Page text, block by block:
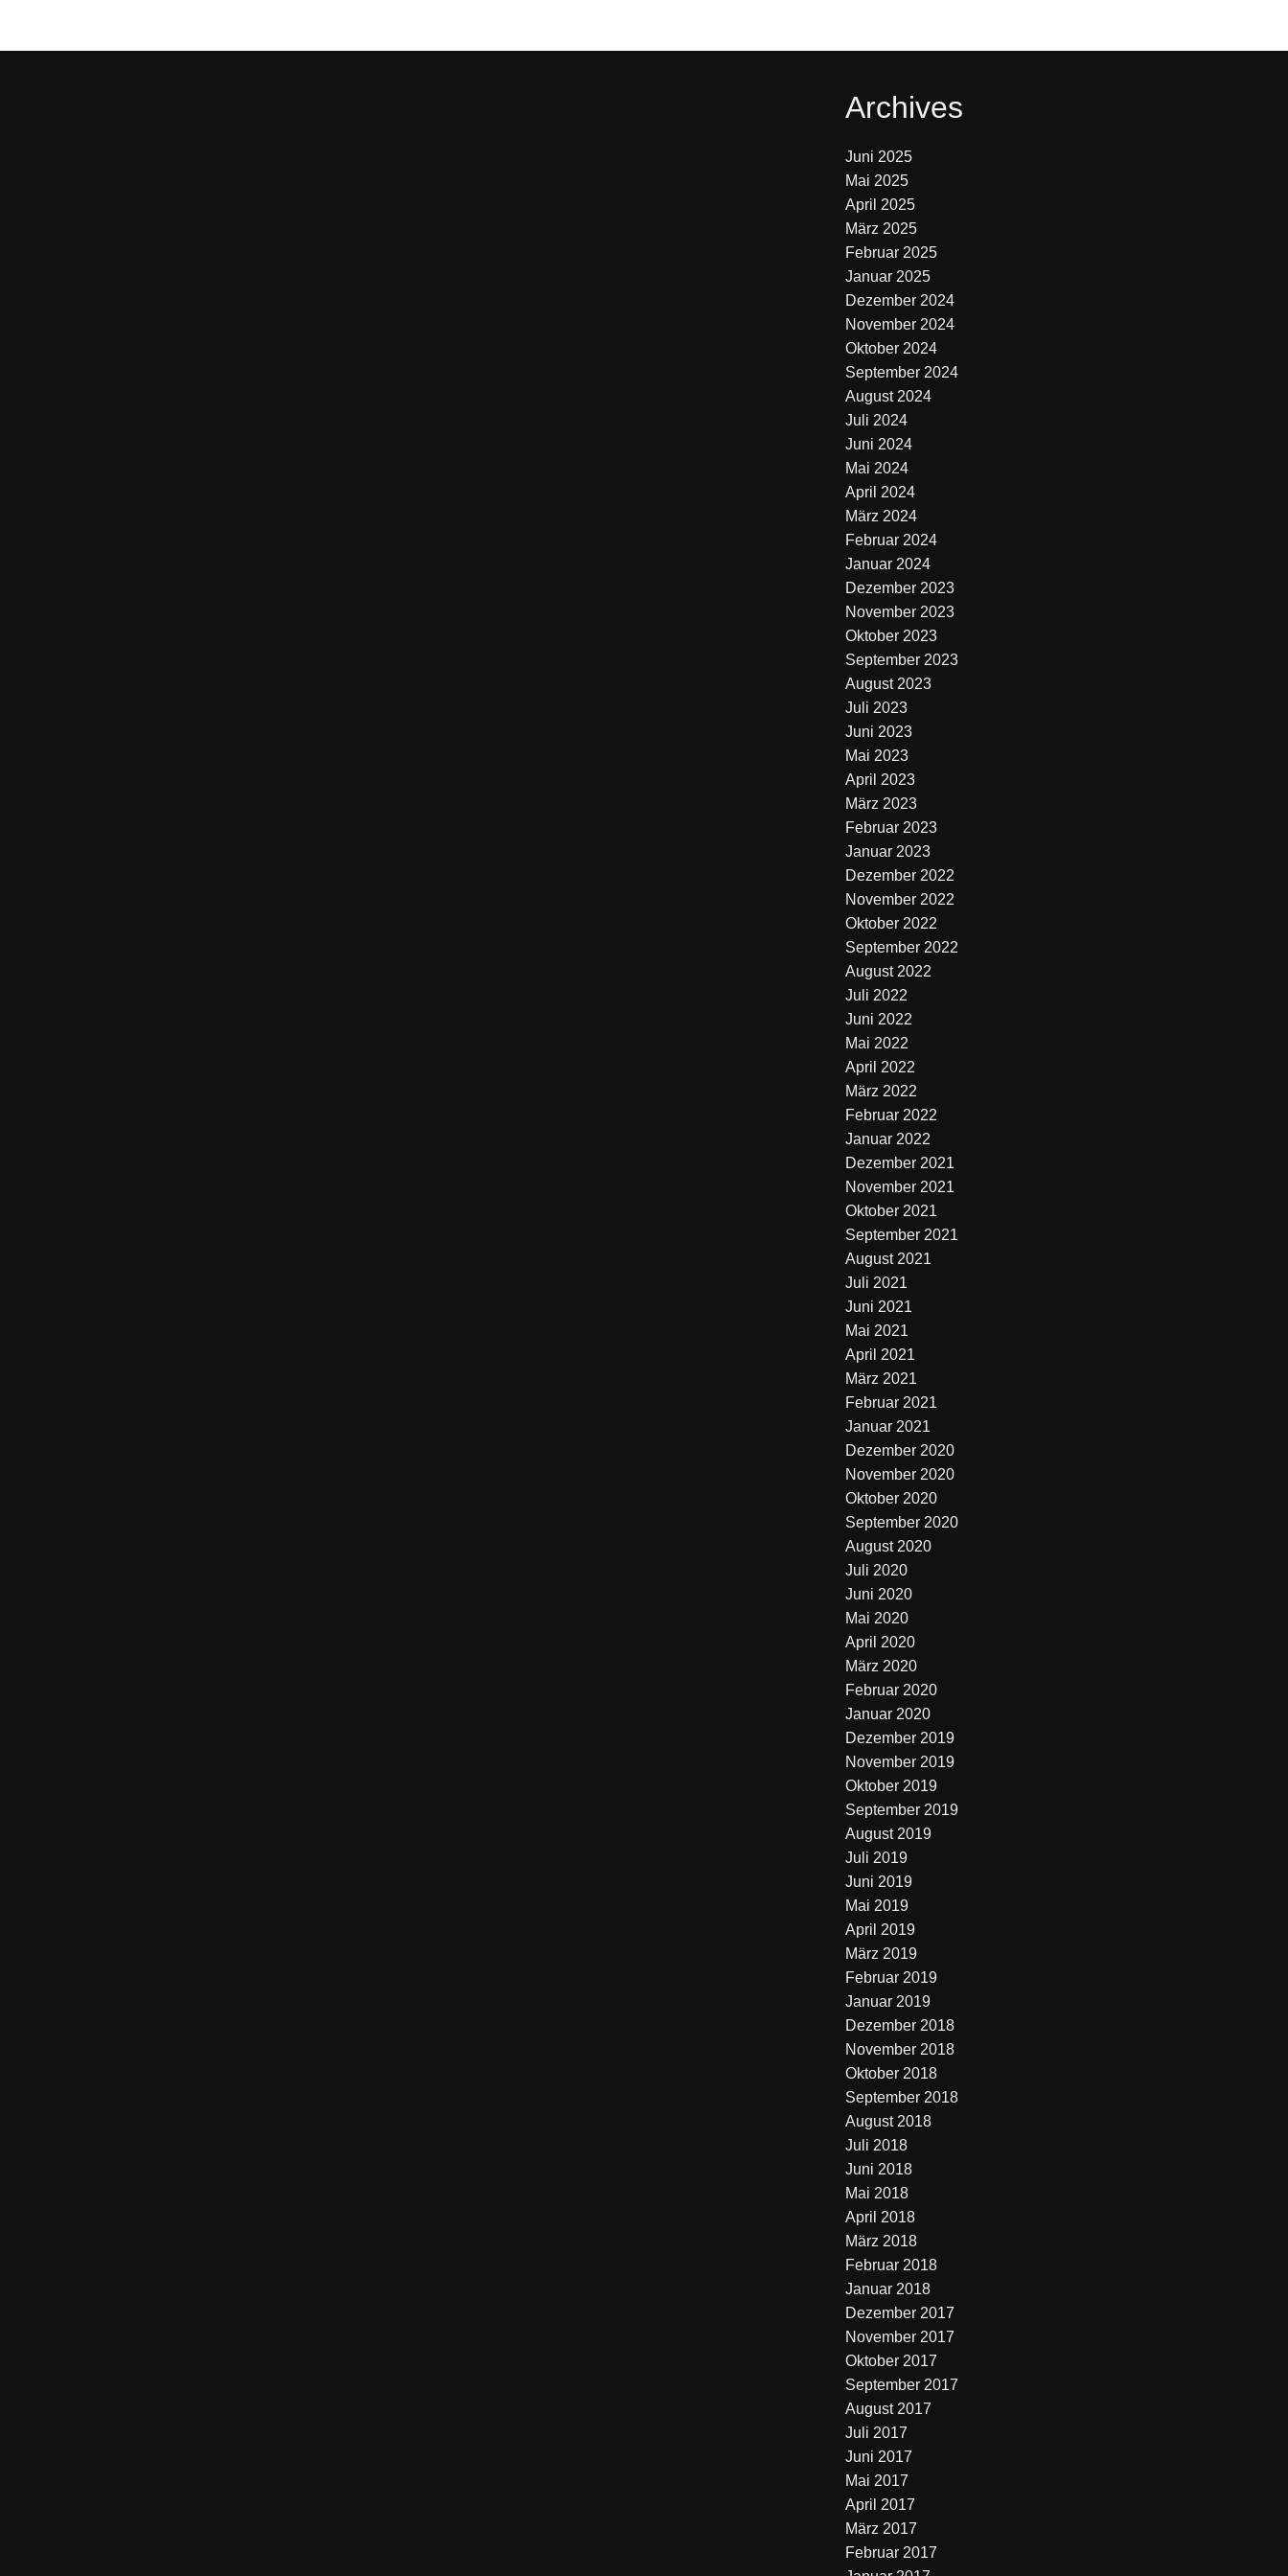
Archives
Juni 2025
Mai 2025
April 2025
März 2025
Februar 2025
Januar 2025
Dezember 2024
November 2024
Oktober 2024
September 2024
August 2024
Juli 2024
Juni 2024
Mai 2024
April 2024
März 2024
Februar 2024
Januar 2024
Dezember 2023
November 2023
Oktober 2023
September 2023
August 2023
Juli 2023
Juni 2023
Mai 2023
April 2023
März 2023
Februar 2023
Januar 2023
Dezember 2022
November 2022
Oktober 2022
September 2022
August 2022
Juli 2022
Juni 2022
Mai 2022
April 2022
März 2022
Februar 2022
Januar 2022
Dezember 2021
November 2021
Oktober 2021
September 2021
August 2021
Juli 2021
Juni 2021
Mai 2021
April 2021
März 2021
Februar 2021
Januar 2021
Dezember 2020
November 2020
Oktober 2020
September 2020
August 2020
Juli 2020
Juni 2020
Mai 2020
April 2020
März 2020
Februar 2020
Januar 2020
Dezember 2019
November 2019
Oktober 2019
September 2019
August 2019
Juli 2019
Juni 2019
Mai 2019
April 2019
März 2019
Februar 2019
Januar 2019
Dezember 2018
November 2018
Oktober 2018
September 2018
August 2018
Juli 2018
Juni 2018
Mai 2018
April 2018
März 2018
Februar 2018
Januar 2018
Dezember 2017
November 2017
Oktober 2017
September 2017
August 2017
Juli 2017
Juni 2017
Mai 2017
April 2017
März 2017
Februar 2017